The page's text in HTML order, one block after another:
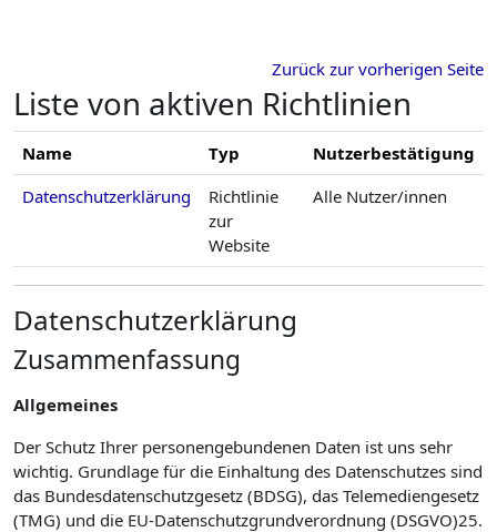
Zurück zur vorherigen Seite
Liste von aktiven Richtlinien
Name Typ
Nutzerbestätigung
Datenschutzerklärung
Richtlinie
zur
Website
Alle Nutzer/innen
Datenschutzerklärung
Zusammenfassung
Allgemeines
Der Schutz Ihrer personengebundenen Daten ist uns sehr
wichtig. Grundlage für die Einhaltung des Datenschutzes sind
das Bundesdatenschutzgesetz (BDSG), das Telemediengesetz
(TMG) und die EU-Datenschutzgrundverordnung (DSGVO)25.